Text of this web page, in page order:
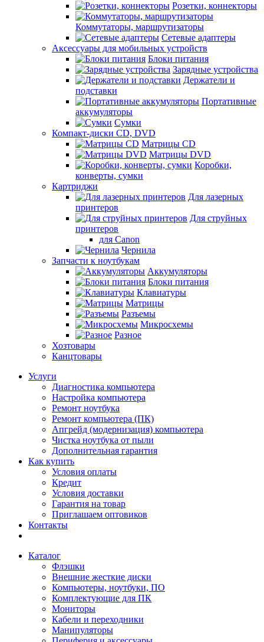
Розетки, коннекторы
Коммутаторы, маршрутизаторы
Сетевые адаптеры
Аксессуары для мобильных устройств
Блоки питания
Зарядные устройства
Держатели и
подставки
Портативные
аккумуляторы
Сумки
Компакт-диски CD, DVD
Матрицы CD
Матрицы DVD
Коробки,
конверты, сумки
Картриджи
Для лазерных
принтеров
Для струйных
принтеров
для Canon
Чернила
Запчасти к ноутбукам
Аккумуляторы
Блоки питания
Клавиатуры
Матрицы
Разъемы
Микросхемы
Разное
Хозтовары
Канцтовары
Услуги
Диагностика компьютера
Настройка компьютера
Ремонт ноутбука
Ремонт компьютера (ПК)
Апгрейд (модернизация) компьютера
Чистка ноутбука от пыли
Дополнительная гарантия
Как купить
Условия оплаты
Кредит
Условия доставки
Гарантия на товар
Приглашаем оптовиков
Контакты
Каталог
Флэшки
Внешние жесткие диски
Компьютеры, ноутбуки, ПО
Комплектующие для ПК
Мониторы
Кабели и переходники
Манипуляторы